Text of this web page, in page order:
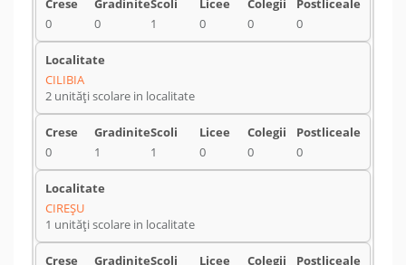
0 0 1 0 0 0
CILIBIA
2 unități scolare in localitate
0 1 1 0 0 0
CIREŞU
1 unități scolare in localitate